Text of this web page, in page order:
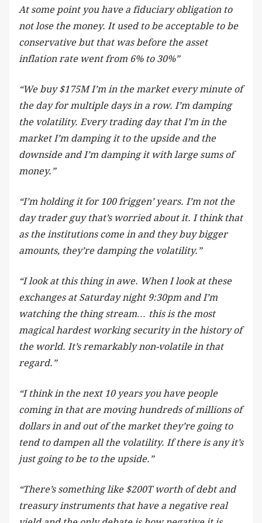
At some point you have a fiduciary obligation to
not lose the money. It used to be acceptable to be
conservative but that was before the asset
inflation rate went from 6% to 30%”
“We buy $175M I’m in the market every minute of
the day for multiple days in a row. I’m damping
the volatility. Every trading day that I’m in the
market I’m damping it to the upside and the
downside and I’m damping it with large sums of
money.”
“I’m holding it for 100 friggen’ years. I’m not the
day trader guy that’s worried about it. I think that
as the institutions come in and they buy bigger
amounts, they’re damping the volatility.”
“I look at this thing in awe. When I look at these
exchanges at Saturday night 9:30pm and I’m
watching the thing stream… this is the most
magical hardest working security in the history of
the world. It’s remarkably non-volatile in that
regard.”
“I think in the next 10 years you have people
coming in that are moving hundreds of millions of
dollars in and out of the market they’re going to
tend to dampen all the volatility. If there is any it’s
just going to be to the upside.”
“There’s something like $200T worth of debt and
treasury instruments that have a negative real